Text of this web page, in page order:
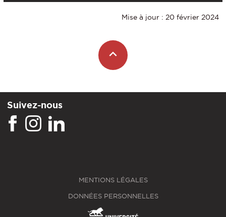
Mise à jour : 20 février 2024
Suivez-nous
MENTIONS LÉGALES
DONNÉES PERSONNELLES